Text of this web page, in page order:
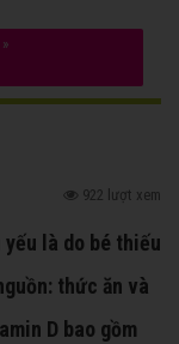
»
922 lượt xem
là do bé thiếu
thức ăn và
D bao gồm